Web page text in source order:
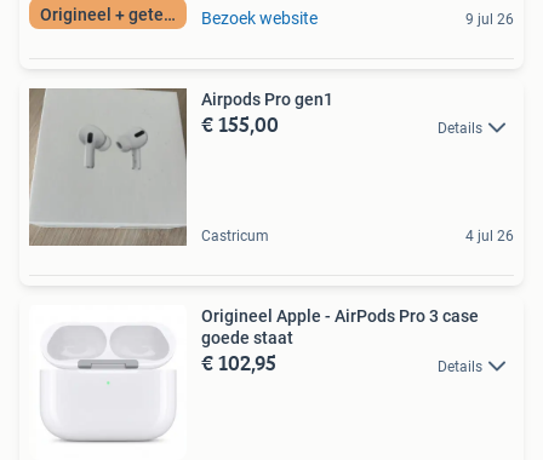
Origineel + getest Bezoek website 9 jul 26
Airpods Pro gen1
€ 155,00 Details
Castricum 4 jul 26
Origineel Apple - AirPods Pro 3 case
goede staat
€ 102,95 Details